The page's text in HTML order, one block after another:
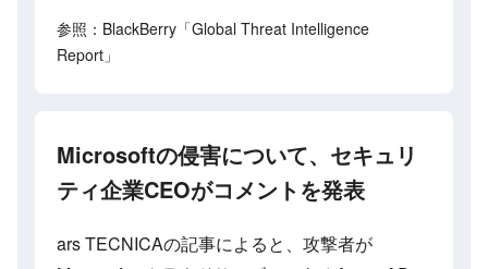
参照：BlackBerry「Global Threat Intelligence
Report」
Microsoftの侵害について、セキュリ
ティ企業CEOがコメントを発表
ars TECNICAの記事によると、攻撃者が